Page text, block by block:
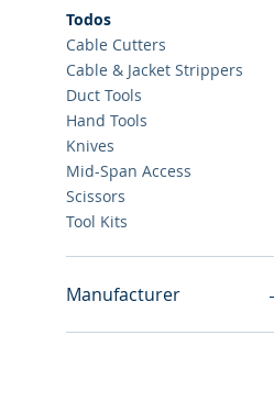
Todos
Cable Cutters
Cable & Jacket Strippers
Duct Tools
Hand Tools
Knives
Mid-Span Access
Scissors
Tool Kits
Manufacturer
IDEAL